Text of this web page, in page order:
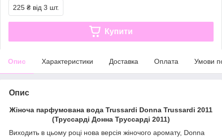
225 ₴ від 3 шт.
Купити
Опис Характеристики Доставка Оплата Умови
Опис
Жіноча парфумована вода Trussardi Donna Trussardi 2011
(Труссарді Донна Труссарді 2011)
Виходить в цьому році нова версія жіночого аромату, Donna